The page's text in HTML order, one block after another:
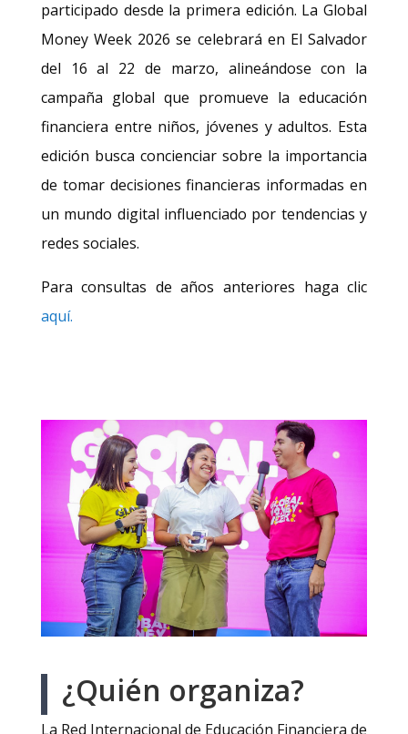
participado desde la primera edición. La Global
Money Week 2026 se celebrará en El Salvador
del 16 al 22 de marzo, alineándose con la
campaña global que promueve la educación
financiera entre niños, jóvenes y adultos. Esta
edición busca concienciar sobre la importancia
de tomar decisiones financieras informadas en
un mundo digital influenciado por tendencias y
redes sociales.
Para consultas de años anteriores haga clic
aquí.
¿Quién organiza?
La Red Internacional de Educación Financiera de